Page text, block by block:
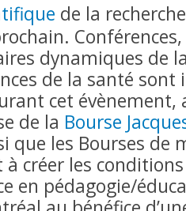
de la
dynamiques de
de la santé
cet évènement,
de la Bourse
que les Bourses de
à créer les
en pédagogie/